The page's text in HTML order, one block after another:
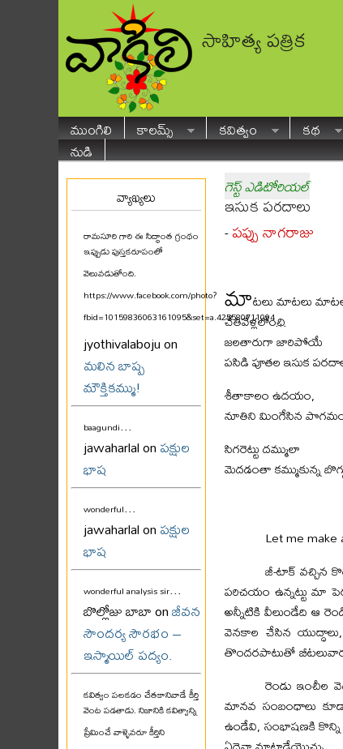
సాహిత్య పత్రిక
ముంగిలి కాలమ్స్ కవిత్వం కథ
నుడి
వ్యాఖ్యలు
రామసూరి గారి ఈ సిద్ధాంత గ్రంథం
ఇప్పుడు పుస్తకరూపంలో
వెలువడుతోంది.
https://www.facebook.com/photo?
fbid=10159836063161095&set=a.425580711094...
jyothivalaboju on
మలిన బాష్ప
మౌక్తికమ్ము!
baagundi...
jawaharlal onపక్షుల
భాష
wonderful...
jawaharlal onపక్షుల
భాష
wonderful analysis sir...
బొల్లోజు బాబా onజీవన
సౌందర్య సౌరభం –
ఇస్మాయిల్ పద్యం.
కవిత్వం పలకడం చేతకానివాడే కీర్తి
వెంట పడతాడు. నిజానికి కవిత్వాన్ని
ప్రేమించే వాళ్ళెవరూ కీర్తిని
గెస్ట్ ఎడిటోరియల్
ఇసుక పరదాలు
-పప్పు నాగరాజు
మాటలు మాటలు
చేతివేళ్లలోంచి
జలతారుగా జారిపోయే
పసిడి పూతల ఇసుక
శీతాకాలం ఉదయం,
నూతిని మింగేసిన
సిగరెట్టు దమ్ములా
మెదడంతా కమ్ముకున్న
Let me make
జీ-టాక్ వచ్చిన
పరిచయం ఉన్నట్టు మా
అన్నీటికి వీలుండేది ఆ
వెనకాల చేసిన
తొందరపాటుతో
రెండు ఇంచీల
మానవ సంబంధాలు
ఉండేవి, సంభాషణకి కొన్ని